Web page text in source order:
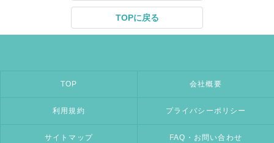
TOPに戻る
TOP 会社概要
利用規約 プライバシーポリシー
サイトマップ FAQ・お問い合わせ